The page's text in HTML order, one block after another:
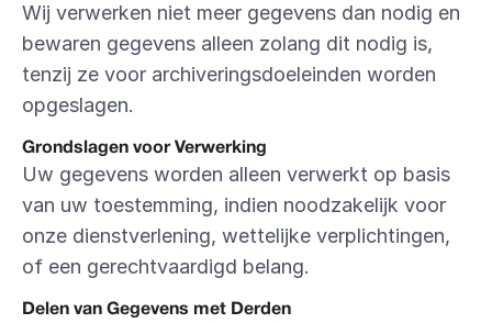
Wij verwerken niet meer gegevens dan nodig en
bewaren gegevens alleen zolang dit nodig is,
tenzij ze voor archiveringsdoeleinden worden
opgeslagen.
Grondslagen voor Verwerking
Uw gegevens worden alleen verwerkt op basis
van uw toestemming, indien noodzakelijk voor
onze dienstverlening, wettelijke verplichtingen,
of een gerechtvaardigd belang.
Delen van Gegevens met Derden